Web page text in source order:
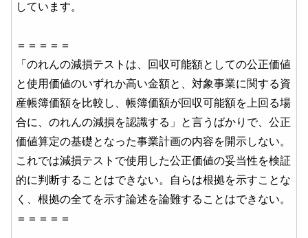
しています。
＝＝＝＝＝
「のれんの減損テストは、回収可能額としての公正価値
と使用価値のいずれか高い金額と、対象事業に関する資
産帳簿価額を比較し、帳簿価額が回収可能額を上回る場
合に、のれんの減損を認識する」と言うばかりで、公正
価値算定の基礎となった事業計画の内容を開示しない。
これでは減損テストで使用した公正価値の妥当性を検証
的に判断することはできない。自らは根拠を示すことな
く、根拠の全てを示す論述を論難することはできない。
＝＝＝＝＝